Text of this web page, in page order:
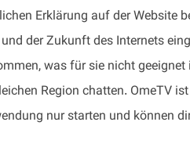
Erklärung auf der Website
der Zukunft des Internets
was für sie nicht geeignet
Region chatten. OmeTV
nur starten und können